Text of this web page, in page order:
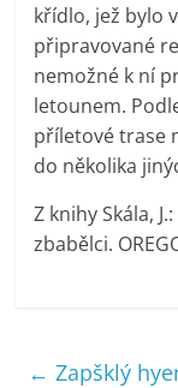
křídlo, jež bylo
připravované
nemožné k ní
letounem.
příletové trase
do několika
Z knihy Skála,
zbabělci.
← Zapšklý